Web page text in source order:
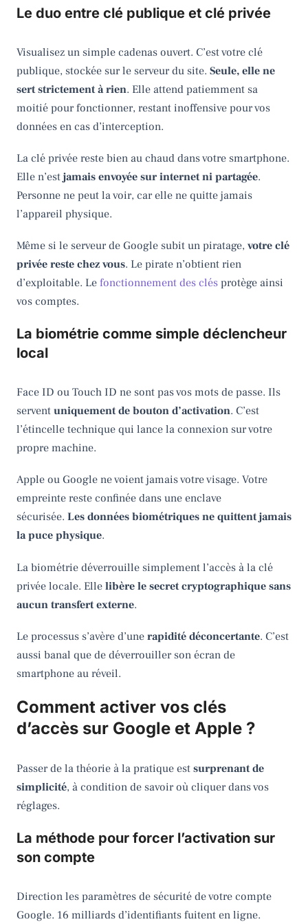
Le duo entre clé publique et clé privée
Visualisez un simple cadenas ouvert. C’est votre clé
publique, stockée sur le serveur du site. Seule, elle ne
sert strictement à rien. Elle attend patiemment sa
moitié pour fonctionner, restant inoffensive pour vos
données en cas d’interception.
La clé privée reste bien au chaud dans votre smartphone.
Elle n’est jamais envoyée sur internet ni partagée.
Personne ne peut la voir, car elle ne quitte jamais
l’appareil physique.
Même si le serveur de Google subit un piratage, votre clé
privée reste chez vous. Le pirate n’obtient rien
d’exploitable. Le fonctionnement des clés protège ainsi
vos comptes.
La biométrie comme simple déclencheur
local
Face ID ou Touch ID ne sont pas vos mots de passe. Ils
servent uniquement de bouton d’activation. C’est
l’étincelle technique qui lance la connexion sur votre
propre machine.
Apple ou Google ne voient jamais votre visage. Votre
empreinte reste confinée dans une enclave
sécurisée. Les données biométriques ne quittent jamais
la puce physique.
La biométrie déverrouille simplement l’accès à la clé
privée locale. Elle libère le secret cryptographique sans
aucun transfert externe.
Le processus s’avère d’une rapidité déconcertante. C’est
aussi banal que de déverrouiller son écran de
smartphone au réveil.
Comment activer vos clés
d’accès sur Google et Apple ?
Passer de la théorie à la pratique est surprenant de
simplicité, à condition de savoir où cliquer dans vos
réglages.
La méthode pour forcer l’activation sur
son compte
Direction les paramètres de sécurité de votre compte
Google. 16 milliards d’identifiants fuitent en ligne.